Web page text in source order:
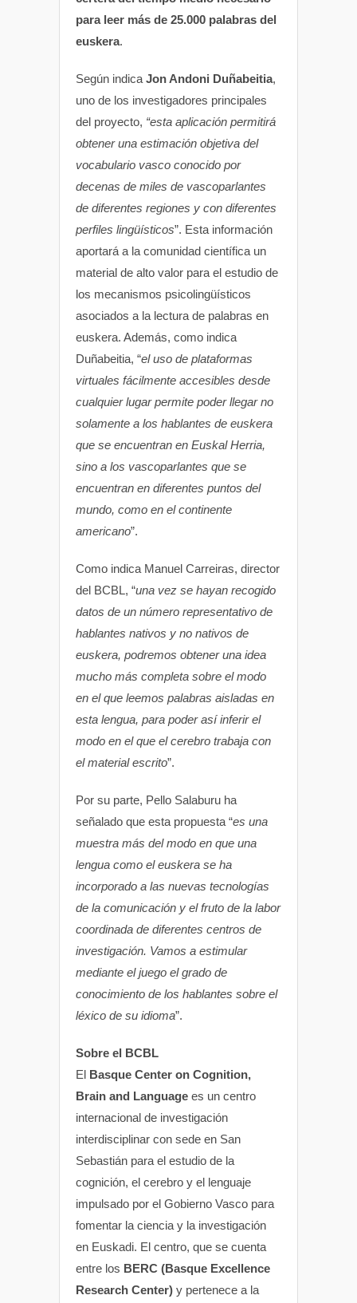
para leer más de 25.000 palabras del
euskera.
Según indica Jon Andoni Duñabeitia,
uno de los investigadores principales
del proyecto, “esta aplicación permitirá
obtener una estimación objetiva del
vocabulario vasco conocido por
decenas de miles de vascoparlantes
de diferentes regiones y con diferentes
perfiles lingüísticos”. Esta información
aportará a la comunidad científica un
material de alto valor para el estudio de
los mecanismos psicolingüísticos
asociados a la lectura de palabras en
euskera. Además, como indica
Duñabeitia, “el uso de plataformas
virtuales fácilmente accesibles desde
cualquier lugar permite poder llegar no
solamente a los hablantes de euskera
que se encuentran en Euskal Herria,
sino a los vascoparlantes que se
encuentran en diferentes puntos del
mundo, como en el continente
americano”.
Como indica Manuel Carreiras, director
del BCBL, “una vez se hayan recogido
datos de un número representativo de
hablantes nativos y no nativos de
euskera, podremos obtener una idea
mucho más completa sobre el modo
en el que leemos palabras aisladas en
esta lengua, para poder así inferir el
modo en el que el cerebro trabaja con
el material escrito”.
Por su parte, Pello Salaburu ha
señalado que esta propuesta “es una
muestra más del modo en que una
lengua como el euskera se ha
incorporado a las nuevas tecnologías
de la comunicación y el fruto de la labor
coordinada de diferentes centros de
investigación. Vamos a estimular
mediante el juego el grado de
conocimiento de los hablantes sobre el
léxico de su idioma”.
Sobre el BCBL
El Basque Center on Cognition,
Brain and Language es un centro
internacional de investigación
interdisciplinar con sede en San
Sebastián para el estudio de la
cognición, el cerebro y el lenguaje
impulsado por el Gobierno Vasco para
fomentar la ciencia y la investigación
en Euskadi. El centro, que se cuenta
entre los BERC (Basque Excellence
Research Center) y pertenece a la